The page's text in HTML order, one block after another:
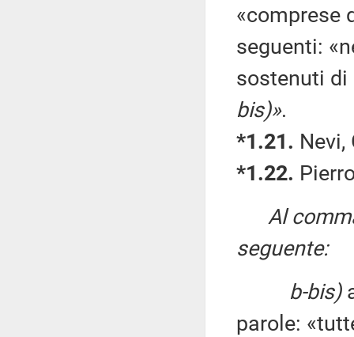
«comprese
seguenti:
sostenuti
bis)».
*1.21. Nevi,
*1.22.
Al
seguente:
b-bis)
parole: